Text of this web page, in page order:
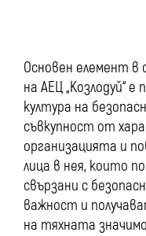
Основен елемент в
на АЕЦ „Козлодуй“
култура на
съвкупност от
организацията и
лица в нея, които
свързани с
важност и
на тяхната